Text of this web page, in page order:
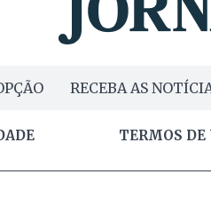
RECEBA AS
TERMOS DE